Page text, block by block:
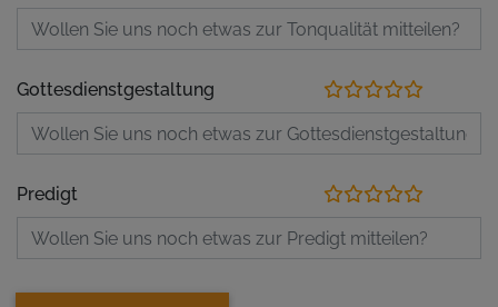
Gottesdienstgestaltung
Predigt